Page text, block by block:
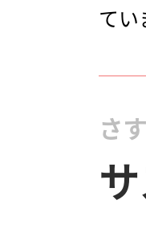
てい
さ